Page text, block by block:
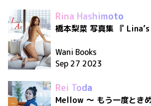
Rina Hashimoto
橋本梨菜 写真集 『
Wani Books
Sep 27 2023
Rei Toda
Mellow 〜 もう一度とき